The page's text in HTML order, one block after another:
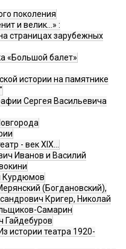
поколения
и велик…» :
страницах зарубежных
«Большой балет»
истории на памятнике
Сергея Васильевича
- век XIX…
Иванов и Василий
Курдюмов
(Богдановский),
Кригер, Николай
Самарин
Гайдебуров
истории театра 1920-